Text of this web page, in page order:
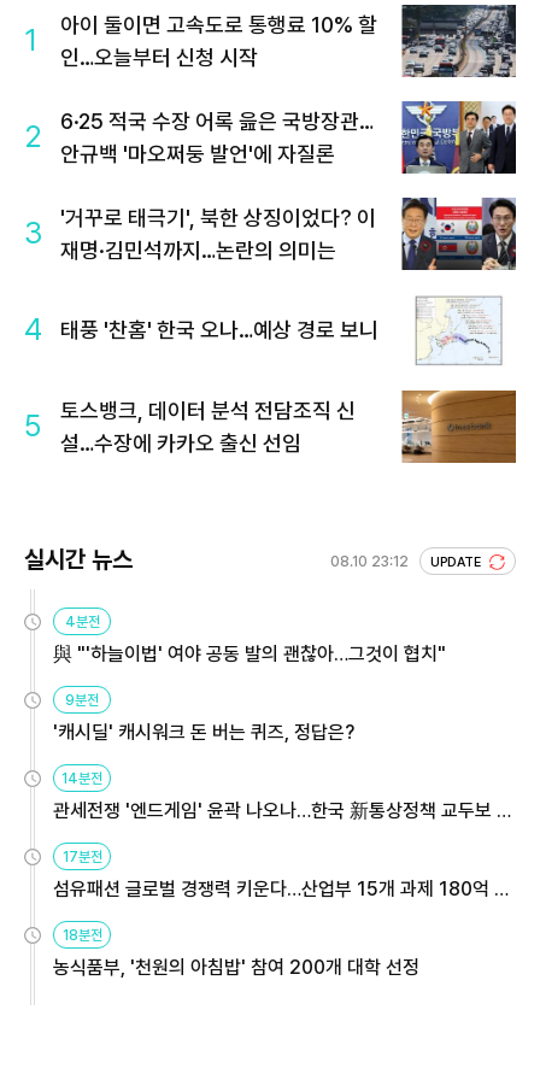
1
아이 둘이면 고속도로 통행료 10% 할
인…오늘부터 신청 시작
2
6·25 적국 수장 어록 읊은 국방장관…
안규백 '마오쩌둥 발언'에 자질론
3
'거꾸로 태극기', 북한 상징이었다? 이
재명·김민석까지…논란의 의미는
4 태풍 '찬홈' 한국 오나…예상 경로 보니
5
토스뱅크, 데이터 분석 전담조직 신
설…수장에 카카오 출신 선임
실시간 뉴스 08.10 23:12 UPDATE
4분전
與 "'하늘이법' 여야 공동 발의 괜찮아…그것이 협치"
9분전
'캐시딜' 캐시워크 돈 버는 퀴즈, 정답은?
14분전
관세전쟁 '엔드게임' 윤곽 나오나…한국 新통상정책 교두보 활
17분전
섬유패션 글로벌 경쟁력 키운다…산업부 15개 과제 180억 지
18분전
농식품부, '천원의 아침밥' 참여 200개 대학 선정